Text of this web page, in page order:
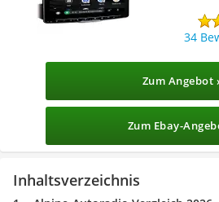
34
Zum Angebot
Zum Ebay-
Inhaltsverzeichnis